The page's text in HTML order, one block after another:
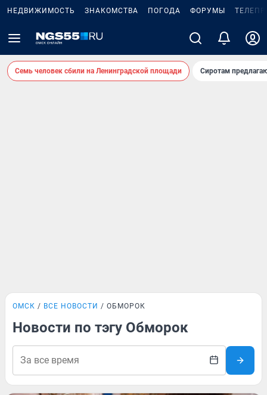
НЕДВИЖИМОСТЬ ЗНАКОМСТВА ПОГОДА ФОРУМЫ
Семь человек сбили на Ленинградской площади Сиротам
ОМСК ВСЕ НОВОСТИ ОБМОРОК
Новости по тэгу Обморок